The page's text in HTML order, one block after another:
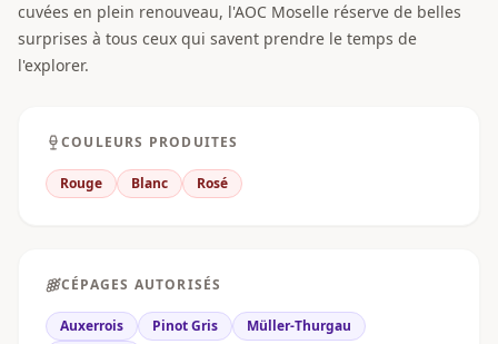
cuvées en plein renouveau, l'AOC Moselle réserve de belles
surprises à tous ceux qui savent prendre le temps de
l'explorer.
COULEURS PRODUITES
Rouge Blanc Rosé
CÉPAGES AUTORISÉS
Auxerrois Pinot Gris
Müller-Thurgau